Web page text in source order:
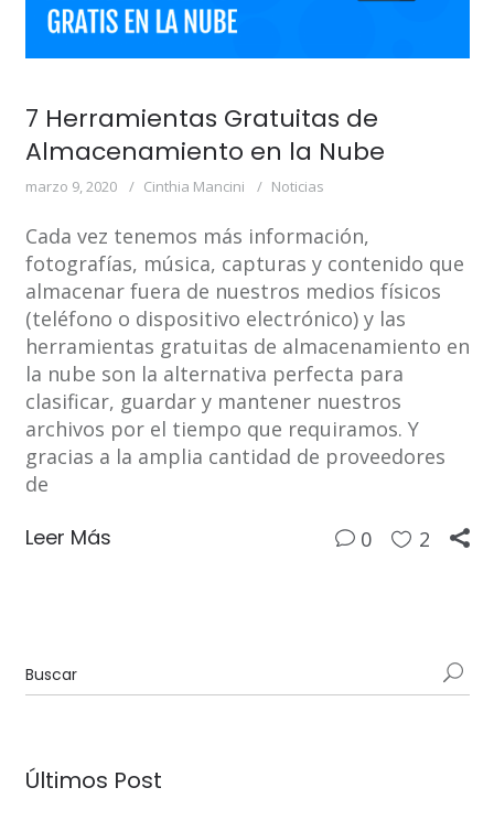
7 Herramientas Gratuitas de
Almacenamiento en la Nube
marzo 9, 2020 Cinthia Mancini Noticias
Cada vez tenemos más información,
fotografías, música, capturas y contenido que
almacenar fuera de nuestros medios físicos
(teléfono o dispositivo electrónico) y las
herramientas gratuitas de almacenamiento en
la nube son la alternativa perfecta para
clasificar, guardar y mantener nuestros
archivos por el tiempo que requiramos. Y
gracias a la amplia cantidad de proveedores
de
Leer Más 0 2
Últimos Post